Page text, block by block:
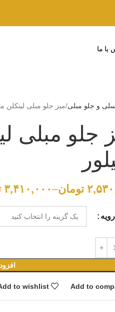
با ما
و جلو مبلی میز جلو مبلی لینکلن
جلو مبلی
تومان–۳,۴۱۰,۰۰۰
Add to
to wishlist